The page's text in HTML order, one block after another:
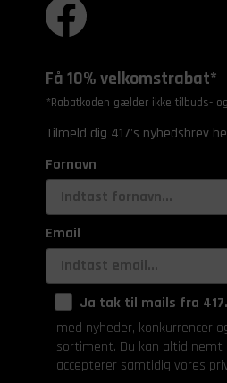
Få 10% velkomstrabat*
*Rabatkoden gælder ikke tilbuds-
Tilmeld dig 417's nyhedsbrev
Fornavn
Email
Ja tak til mails fra
med nyheder, konkurrencer
sortiment. Du kan altid nemt
accepterer samtidig vores